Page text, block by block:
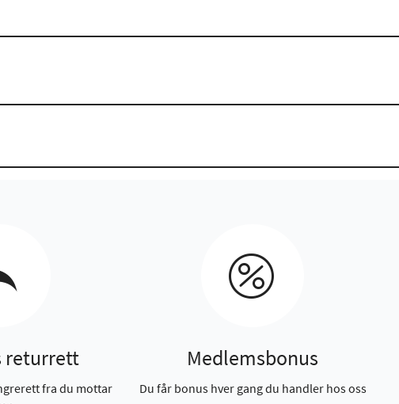
returrett
fra du mottar
Medlemsbonus
Du får bonus hver gang du handler hos oss